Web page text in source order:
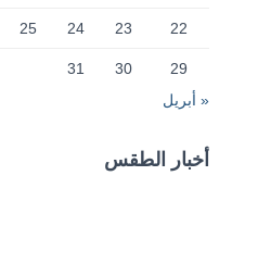
22
23
24
25
29
30
31
« أبريل
أخبار الطقس